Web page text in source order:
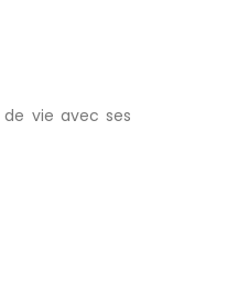
vie avec ses